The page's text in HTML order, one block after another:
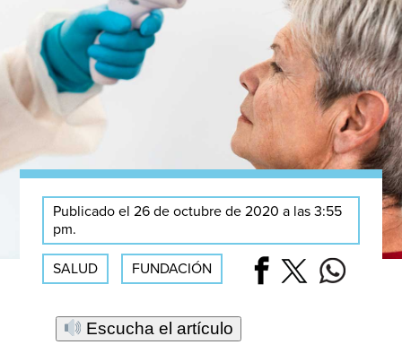
Publicado el 26 de octubre de 2020 a las 3:55
pm.
SALUD FUNDACIÓN
Escucha el artículo